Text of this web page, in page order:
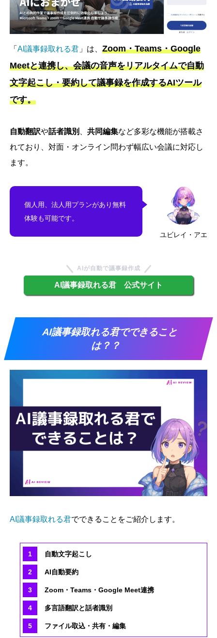
「 AI議事録取れる君 」は、 Zoom・Teams・Google
Meetと連携し、会議の音声をリアルタイムで自動
文字起こし・要約して議事録を作成するAIツール
です。
自動翻訳や話者識別 共同編集など多彩な機能が搭載さ
れており、対面・オンライン問わず幅広い会議に対応し
ます。
ユビレイ・アエ
個人用、法人用プランがあり無料
体験も可能です。
AIが自動で議事録作成
AI議事録取れる君 公式サイト
AI議事録取れる君でできること
は？？
AI議事録取れる君でできることをご紹介します。
自動文字起こし
AI自動要約
Zoom・Teams・Google Meet連携
多言語翻訳と話者識別
ファイル取込・共有・編集